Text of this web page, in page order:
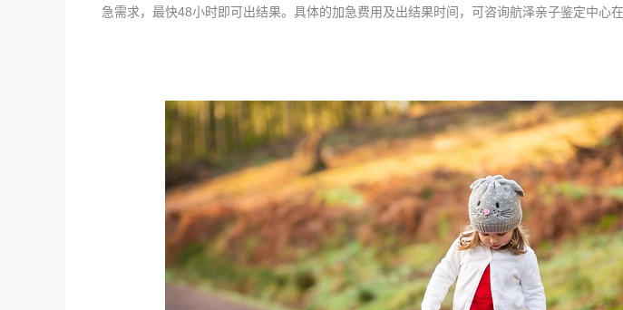
急需求，最快48小时即可出结果。具体的加急费用及出结果时间，可咨询航泽亲子鉴定中心在